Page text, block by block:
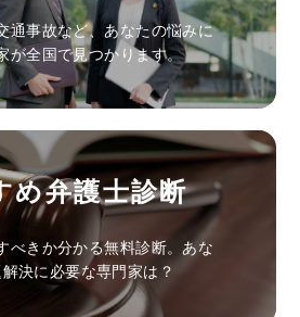
通事故など、あなたの悩みに
が全国で見つかります。
め弁護士診断
べきか分かる無料診断。あな
決に必要な専門家は？